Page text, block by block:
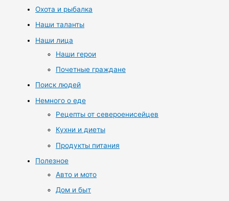
Охота и рыбалка
Наши таланты
Наши лица
Наши герои
Почетные граждане
Поиск людей
Немного о еде
Рецепты от североенисейцев
Кухни и диеты
Продукты питания
Полезное
Авто и мото
Дом и быт